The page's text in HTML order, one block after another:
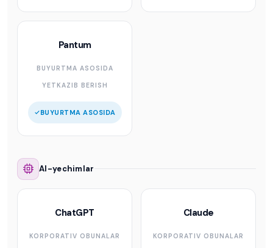
Pantum
BUYURTMA ASOSIDA
YETKAZIB BERISH
BUYURTMA ASOSIDA
AI-yechimlar
ChatGPT
KORPORATIV OBUNALAR
Claude
KORPORATIV OBUNALAR